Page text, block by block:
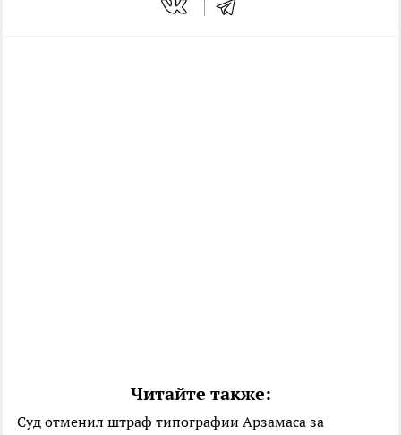
Читайте также:
Суд отменил штраф типографии Арзамаса за